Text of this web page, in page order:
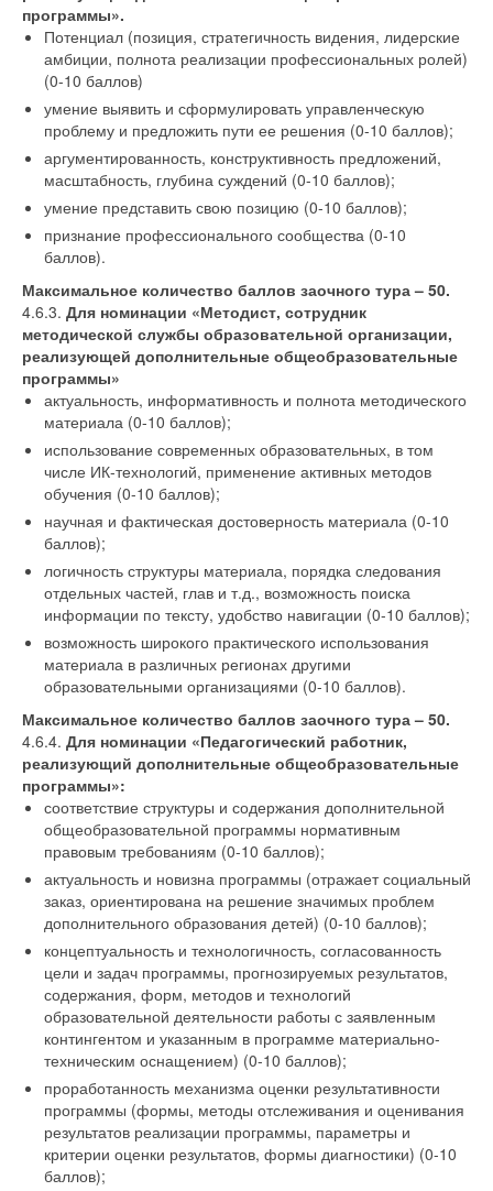
программы».
Потенциал (позиция, стратегичность видения, лидерские
амбиции, полнота реализации профессиональных ролей)
(0-10 баллов)
умение выявить и сформулировать управленческую
проблему и предложить пути ее решения (0-10 баллов);
аргументированность, конструктивность предложений,
масштабность, глубина суждений (0-10 баллов);
умение представить свою позицию (0-10 баллов);
признание профессионального сообщества (0-10
баллов).
Максимальное количество баллов заочного тура – 50.
4.6.3. Для номинации «Методист, сотрудник
методической службы образовательной организации,
реализующей дополнительные общеобразовательные
программы»
актуальность, информативность и полнота методического
материала (0-10 баллов);
использование современных образовательных, в том
числе ИК-технологий, применение активных методов
обучения (0-10 баллов);
научная и фактическая достоверность материала (0-10
баллов);
логичность структуры материала, порядка следования
отдельных частей, глав и т.д., возможность поиска
информации по тексту, удобство навигации (0-10 баллов);
возможность широкого практического использования
материала в различных регионах другими
образовательными организациями (0-10 баллов).
Максимальное количество баллов заочного тура – 50.
4.6.4. Для номинации «Педагогический работник,
реализующий дополнительные общеобразовательные
программы»:
соответствие структуры и содержания дополнительной
общеобразовательной программы нормативным
правовым требованиям (0-10 баллов);
актуальность и новизна программы (отражает социальный
заказ, ориентирована на решение значимых проблем
дополнительного образования детей) (0-10 баллов);
концептуальность и технологичность, согласованность
цели и задач программы, прогнозируемых результатов,
содержания, форм, методов и технологий
образовательной деятельности работы с заявленным
контингентом и указанным в программе материально-
техническим оснащением) (0-10 баллов);
проработанность механизма оценки результативности
программы (формы, методы отслеживания и оценивания
результатов реализации программы, параметры и
критерии оценки результатов, формы диагностики) (0-10
баллов);